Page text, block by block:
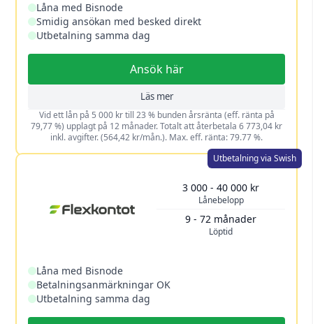
Låna med Bisnode
Smidig ansökan med besked direkt
Utbetalning samma dag
Ansök här
Läs mer
Vid ett lån på 5 000 kr till 23 % bunden årsränta (eff. ränta på
79,77 %) upplagt på 12 månader. Totalt att återbetala 6 773,04 kr
inkl. avgifter. (564,42 kr/mån.). Max. eff. ränta: 79.77 %.
Utbetalning via Swish
Lånebelopp
3 000 - 40 000 kr
Löptid
9 - 72 månader
Låna med Bisnode
Betalningsanmärkningar OK
Utbetalning samma dag